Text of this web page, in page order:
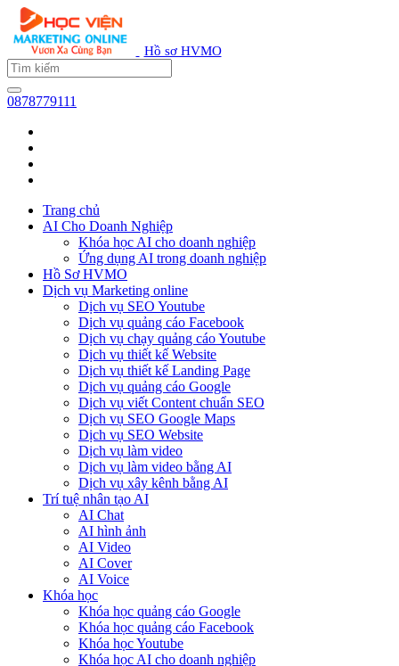
Hồ sơ HVMO
0878779111
Trang chủ
AI Cho Doanh Nghiệp
Khóa học AI cho doanh nghiệp
Ứng dụng AI trong doanh nghiệp
Hồ Sơ HVMO
Dịch vụ Marketing online
Dịch vụ SEO Youtube
Dịch vụ quảng cáo Facebook
Dịch vụ chạy quảng cáo Youtube
Dịch vụ thiết kế Website
Dịch vụ thiết kế Landing Page
Dịch vụ quảng cáo Google
Dịch vụ viết Content chuẩn SEO
Dịch vụ SEO Google Maps
Dịch vụ SEO Website
Dịch vụ làm video
Dịch vụ làm video bằng AI
Dịch vụ xây kênh bằng AI
Trí tuệ nhân tạo AI
AI Chat
AI hình ảnh
AI Video
AI Cover
AI Voice
Khóa học
Khóa học quảng cáo Google
Khóa học quảng cáo Facebook
Khóa học Youtube
Khóa học AI cho doanh nghiệp